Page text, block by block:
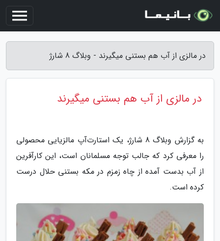
در مالزی از آب هم بستنی میگیرند - وبلاگ 8 شارژ
در مالزی از آب هم بستنی میگیرند
به گزارش وبلاگ 8 شارژ، یک استارت‌آپ مالزیایی محصولی
را معرفی کرد که جالب توجه مسلمانان است، این کارآفرین
از آب بدست آمده از چاه زمزم در مکه بستنی حلال درست
کرده است.